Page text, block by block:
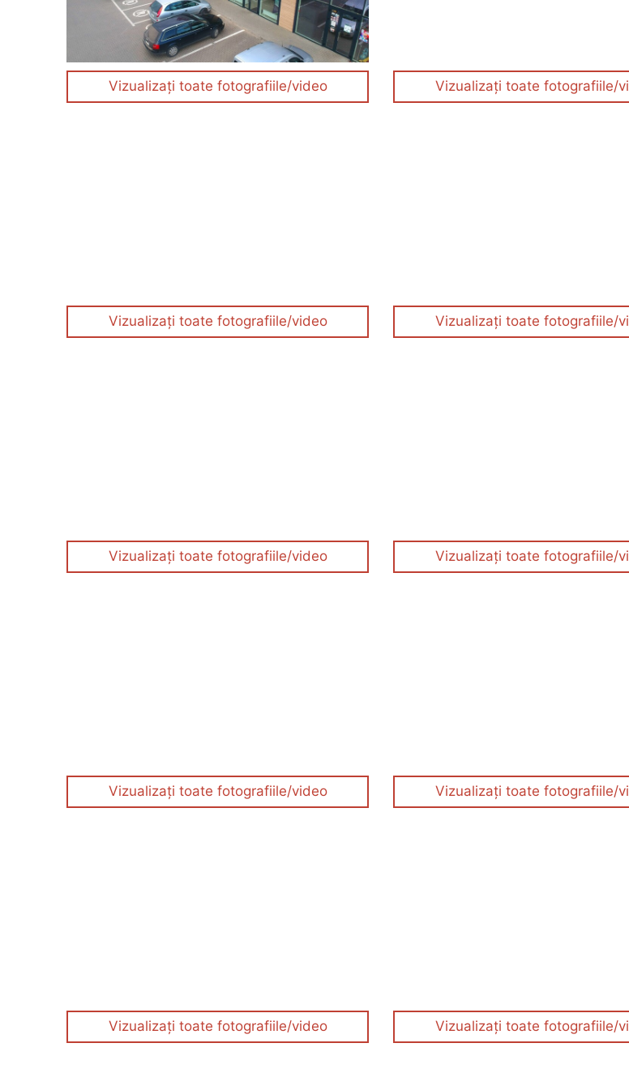
Vizualizați toate fotografiile/video Vizualizați toate fotografiile/
Vizualizați toate fotografiile/video Vizualizați toate fotografiile/
Vizualizați toate fotografiile/video Vizualizați toate fotografiile/
Vizualizați toate fotografiile/video Vizualizați toate fotografiile/
Vizualizați toate fotografiile/video Vizualizați toate fotografiile/